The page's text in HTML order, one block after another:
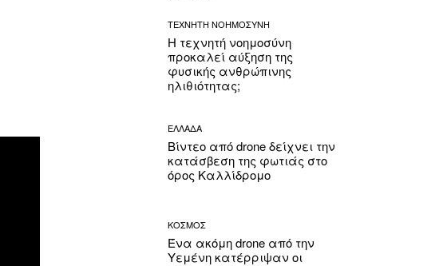
ΤΕΧΝΗΤΗ ΝΟΗΜΟΣΥΝΗ
Η τεχνητή νοημοσύνη
προκαλεί αύξηση της
φυσικής ανθρώπινης
ηλιθιότητας;
ΕΛΛΑΔΑ
Βίντεο από drone δείχνει την
κατάσβεση της φωτιάς στο
όρος Καλλίδρομο
ΚΟΣΜΟΣ
Ένα ακόμη drone από την
Υεμένη κατέρριψαν οι